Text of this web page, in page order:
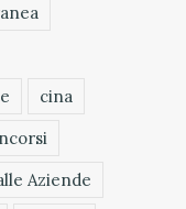
cina
Aziende